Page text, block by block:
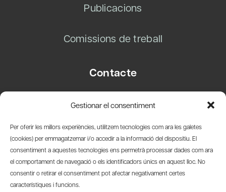
Gestionar el consentiment
Per oferir les millors experiències, utilitzem tecnologies com ara les galetes
(cookies) per emmagatzemar i/o accedir a la informació del dispositiu. El
consentiment a aquestes tecnologies ens permetrà processar dades com ara
el comportament de navegació o els identificadors únics en aquest lloc. No
consentir o retirar el consentiment pot afectar negativament certes
característiques i funcions.
Publicacions
Comissions de treball
Contacte
08003 Barcelona
info@amicsdelpais.com
Suscripció Newsletter